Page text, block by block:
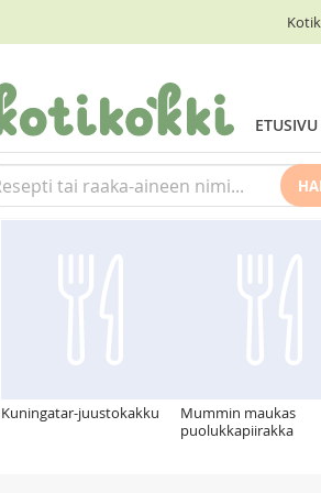
ETUSIVU
Suosittelemme myös
Kuningatar-juustokakku
Mummin maukas
puolukkapiirakka